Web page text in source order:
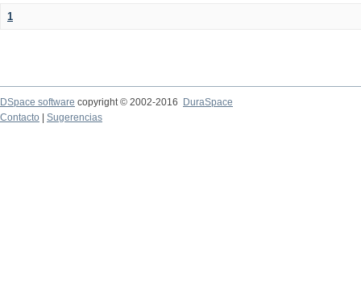
1
DSpace software copyright © 2002-2016
DuraSpace
Contacto
Sugerencias